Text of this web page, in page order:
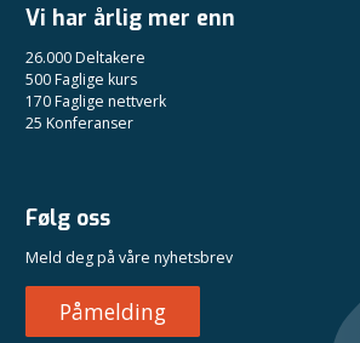
Vi har årlig mer enn
26.000 Deltakere
500 Faglige kurs
170 Faglige nettverk
25 Konferanser
Følg oss
Meld deg på våre nyhetsbrev
Påmelding